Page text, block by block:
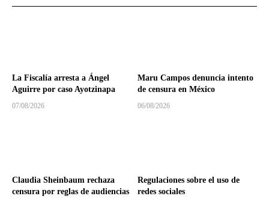
La Fiscalía arresta a Ángel
Aguirre por caso Ayotzinapa
07/08/2026
Maru Campos denuncia intento
de censura en México
06/08/2026
Claudia Sheinbaum rechaza
censura por reglas de audiencias
Regulaciones sobre el uso de
redes sociales